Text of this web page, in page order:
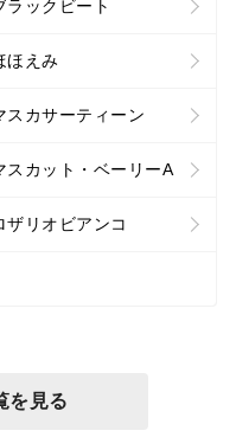
ラックビート
ほえみ
スカサーティーン
スカット・ベーリーA
ザリオビアンコ
を見る